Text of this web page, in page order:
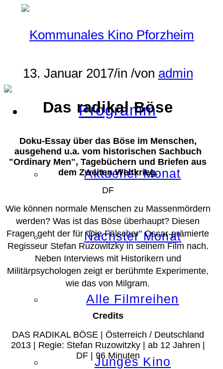
Programm
Aktueller Monat
Nächster Monat
Alle Filmreihen
Junges Kino
13. Januar 2017/in /von admin
Das radikal Böse
Doku-Essay über das Böse im Menschen,
ausgehend u.a. vom historischen Sachbuch
"Ordinary Men", Tagebüchern und Briefen aus
dem Zweiten Weltkrieg.
DF
Wie können normale Menschen zu Massenmördern
werden? Was ist das Böse überhaupt? Diesen
Fragen geht der für "Die Fälscher" Oscar-prämierte
Regisseur Stefan Ruzowitzky in seinem Film nach.
Neben Interviews mit Historikern und
Militärpsychologen zeigt er berühmte Experimente,
wie das von Milgram.
Credits
DAS RADIKAL BÖSE | Österreich / Deutschland
2013 | Regie: Stefan Ruzowitzky | ab 12 Jahren |
DF | 96 Minuten